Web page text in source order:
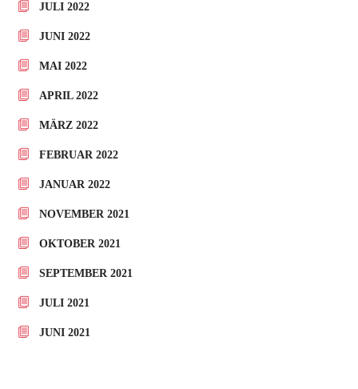
JULI 2022
JUNI 2022
MAI 2022
APRIL 2022
MÄRZ 2022
FEBRUAR 2022
JANUAR 2022
NOVEMBER 2021
OKTOBER 2021
SEPTEMBER 2021
JULI 2021
JUNI 2021